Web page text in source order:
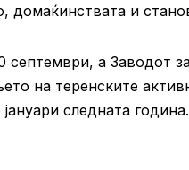
домаќинствата и
а Заводот
на теренските
следната година.